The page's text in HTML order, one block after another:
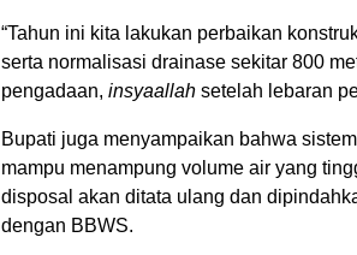
“Tahun ini kita lakukan perbaikan
serta normalisasi drainase sekitar 800
pengadaan, insyaallah setelah lebaran
Bupati juga menyampaikan bahwa
mampu menampung volume air yang
disposal akan ditata ulang dan
dengan BBWS.